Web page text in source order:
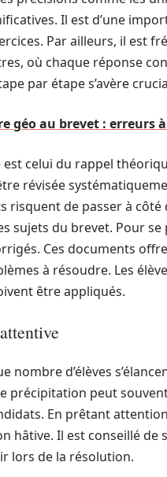
Il est d’une
Par ailleurs, il est
où chaque réponse
par étape s’avère
géo au brevet : erreurs
celui du rappel
révisée
risquent de passer à
sujets du brevet. Pour
Ces documents
à résoudre. Les
être appliqués.
d’élèves
précipitation peut
En prêtant
hâtive. Il est conseillé de
lors de la résolution.